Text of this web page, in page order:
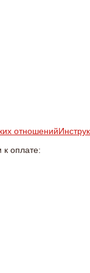
отношений
оплате: